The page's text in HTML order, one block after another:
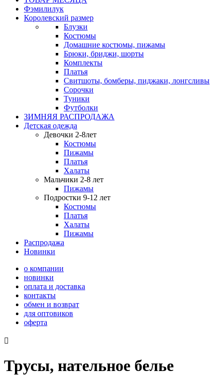
Фэмилилук
Королевский размер
Блузки
Костюмы
Домашние костюмы, пижамы
Брюки, бриджи, шорты
Комплекты
Платья
Свитшоты, бомберы, пиджаки, лонгсливы
Сорочки
Туники
Футболки
ЗИМНЯЯ РАСПРОДАЖА
Детская одежда
Девочки 2-8лет
Костюмы
Пижамы
Платья
Халаты
Мальчики 2-8 лет
Пижамы
Подростки 9-12 лет
Костюмы
Платья
Халаты
Пижамы
Распродажа
Новинки
о компании
новинки
оплата и доставка
контакты
обмен и возврат
для оптовиков
оферта

Трусы, нательное белье